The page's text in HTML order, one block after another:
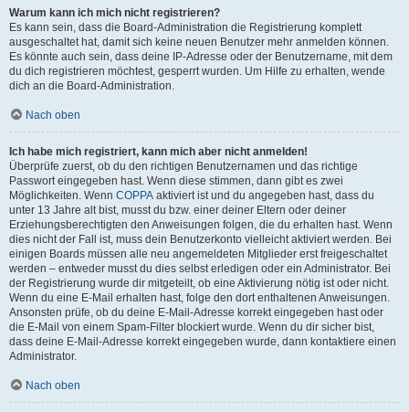
Warum kann ich mich nicht registrieren?
Es kann sein, dass die Board-Administration die Registrierung komplett
ausgeschaltet hat, damit sich keine neuen Benutzer mehr anmelden können.
Es könnte auch sein, dass deine IP-Adresse oder der Benutzername, mit dem
du dich registrieren möchtest, gesperrt wurden. Um Hilfe zu erhalten, wende
dich an die Board-Administration.
Nach oben
Ich habe mich registriert, kann mich aber nicht anmelden!
Überprüfe zuerst, ob du den richtigen Benutzernamen und das richtige
Passwort eingegeben hast. Wenn diese stimmen, dann gibt es zwei
Möglichkeiten. Wenn COPPA aktiviert ist und du angegeben hast, dass du
unter 13 Jahre alt bist, musst du bzw. einer deiner Eltern oder deiner
Erziehungsberechtigten den Anweisungen folgen, die du erhalten hast. Wenn
dies nicht der Fall ist, muss dein Benutzerkonto vielleicht aktiviert werden. Bei
einigen Boards müssen alle neu angemeldeten Mitglieder erst freigeschaltet
werden – entweder musst du dies selbst erledigen oder ein Administrator. Bei
der Registrierung wurde dir mitgeteilt, ob eine Aktivierung nötig ist oder nicht.
Wenn du eine E-Mail erhalten hast, folge den dort enthaltenen Anweisungen.
Ansonsten prüfe, ob du deine E-Mail-Adresse korrekt eingegeben hast oder
die E-Mail von einem Spam-Filter blockiert wurde. Wenn du dir sicher bist,
dass deine E-Mail-Adresse korrekt eingegeben wurde, dann kontaktiere einen
Administrator.
Nach oben